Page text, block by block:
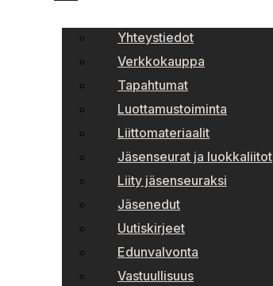
Yhteystiedot
Verkkokauppa
Tapahtumat
Luottamustoiminta
Liittomateriaalit
Jäsenseurat ja luokkaliitot
Liity jäsenseuraksi
Jäsenedut
Uutiskirjeet
Edunvalvonta
Vastuullisuus